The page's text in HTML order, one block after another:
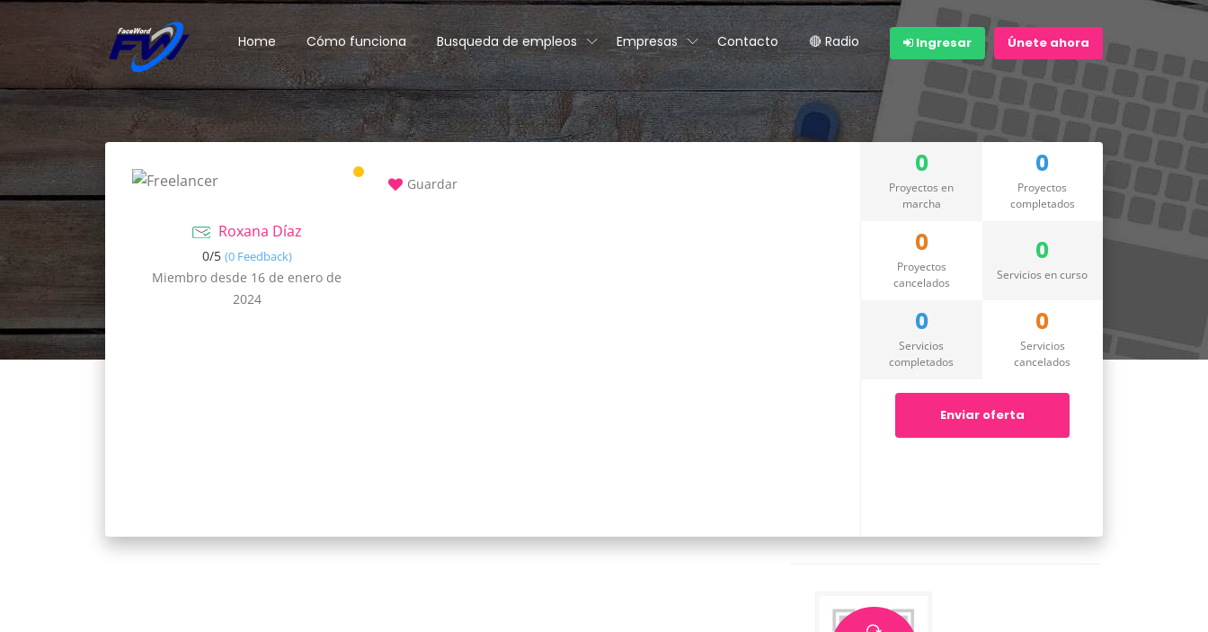
Home Cómo funciona Busqueda de empleos Empresas Contacto 🔴 Radio Ingresar Únete ahora
Roxana Díaz
0/5 (0 Feedback)
Miembro desde 16 de enero de
2024
Guardar
0
Proyectos en
marcha
0
Proyectos
completados
0
Proyectos
cancelados
0
Servicios en curso
0
Servicios
completados
0
Servicios
cancelados
Enviar oferta